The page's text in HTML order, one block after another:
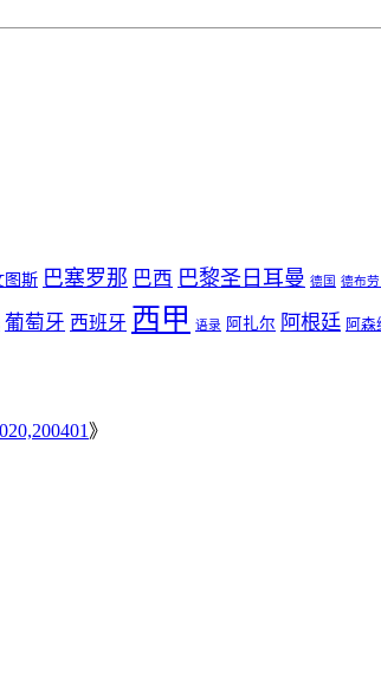
图斯 巴塞罗那 巴西 巴黎圣日耳曼 德国 德布
葡萄牙 西班牙 西甲 语录 阿扎尔 阿根廷 阿森
》